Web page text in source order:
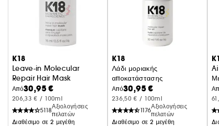
K18
Leave-in Molecular
Repair Hair Mask
ταλαιπωρημένα μαλλιά - Συσκευασία ταξιδίου
Από30,95 €
206,33 € / 100ml
5118
Αξιολογήσεις
πελατών
Διαθέσιμο σε 2 μεγέθη
K18
Λάδι μοριακής
αποκατάστασης
Λειαίνει + Επανορθώνει τα
Από30,95 €
236,50 € / 100ml
1176
Αξιολογήσεις
πελατών
Διαθέσιμο σε 2 μεγέθη